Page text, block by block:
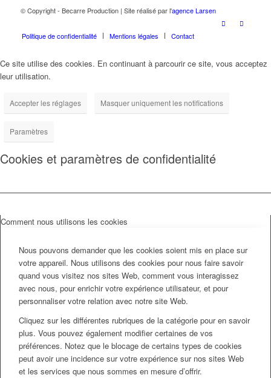
© Copyright - Becarre Production | Site réalisé par l'agence Larsen
Politique de confidentialité Mentions légales Contact
Ce site utilise des cookies. En continuant à parcourir ce site, vous acceptez
leur utilisation.
Accepter les réglages Masquer uniquement les notifications
Paramètres
Cookies et paramètres de confidentialité
Comment nous utilisons les cookies
Nous pouvons demander que les cookies soient mis en place sur
votre appareil. Nous utilisons des cookies pour nous faire savoir
quand vous visitez nos sites Web, comment vous interagissez
avec nous, pour enrichir votre expérience utilisateur, et pour
personnaliser votre relation avec notre site Web.
Cliquez sur les différentes rubriques de la catégorie pour en savoir
plus. Vous pouvez également modifier certaines de vos
préférences. Notez que le blocage de certains types de cookies
peut avoir une incidence sur votre expérience sur nos sites Web
et les services que nous sommes en mesure d’offrir.